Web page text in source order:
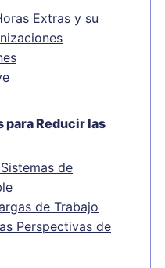
Extras y su
Reducir las
de
de Trabajo
Perspectivas de